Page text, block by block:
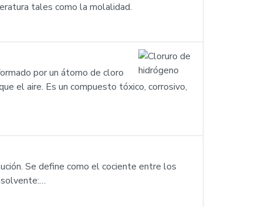
tales como la molalidad.
por un átomo de cloro
el aire. Es un compuesto tóxico, corrosivo,
Se define como el cociente entre los